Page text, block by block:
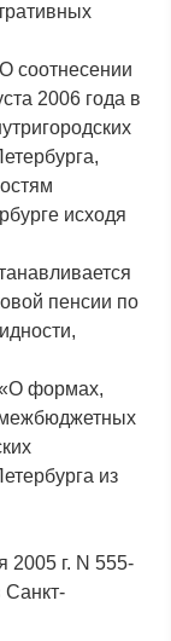
соотнесении
2006 года в
исходя
пенсии по
формах,
межбюджетных
из
2005 г. N 555-
Санкт-